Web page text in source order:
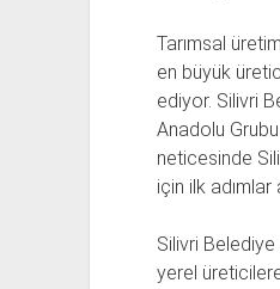
Tarımsal
en büyük
ediyor. Silivri
Anadolu
neticesinde
için ilk adımlar
Silivri
yerel